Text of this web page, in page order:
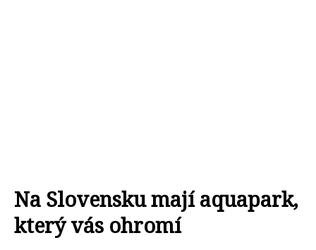
Na Slovensku mají aquapark,
který vás ohromí